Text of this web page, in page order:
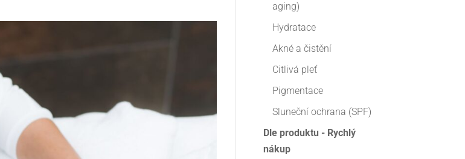
aging)
Hydratace
Akné a čistění
Citlivá pleť
Pigmentace
Sluneční ochrana (SPF)
Dle produktu - Rychlý
nákup